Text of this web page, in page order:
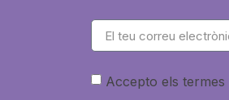
Accepto els termes